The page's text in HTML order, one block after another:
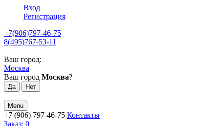
Вход
Регистрация
+7(906)797-46-75
8(495)767-53-11
Ваш город:
Москва
Ваш город Москва?
Menu
+7 (906) 797-46-75 Контакты
Заказ: 0